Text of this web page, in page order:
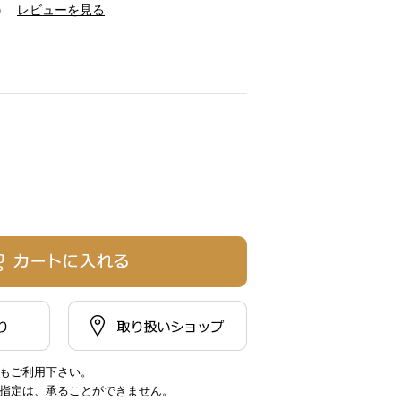
レビューを見る
ご利用下さい。
は、承ることができません。